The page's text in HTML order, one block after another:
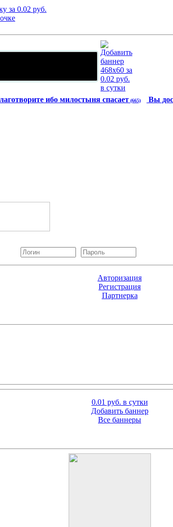
ибо милостыня спасает (665) Вы
Авторизация
Регистрация
Партнерка
0.01 руб. в сутки
Добавить баннер
Все баннеры